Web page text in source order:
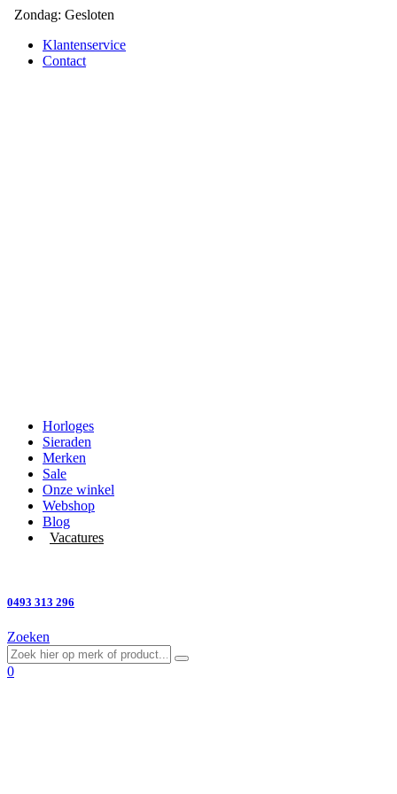
Zondag: Gesloten
Klantenservice
Contact
Horloges
Sieraden
Merken
Sale
Onze winkel
Webshop
Blog
Vacatures
0493 313 296
Zoeken
0